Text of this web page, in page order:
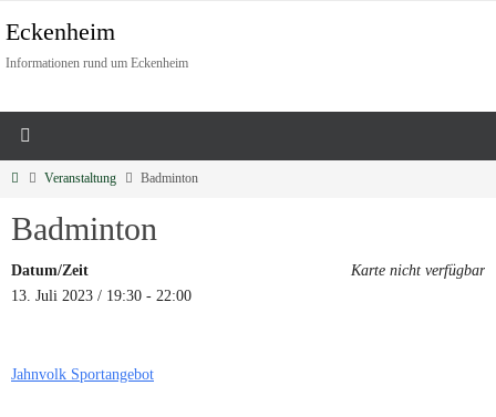
Eckenheim
Informationen rund um Eckenheim
Veranstaltung Badminton
Badminton
Karte nicht verfügbar
Datum/Zeit
13. Juli 2023 / 19:30 - 22:00
Jahnvolk Sportangebot